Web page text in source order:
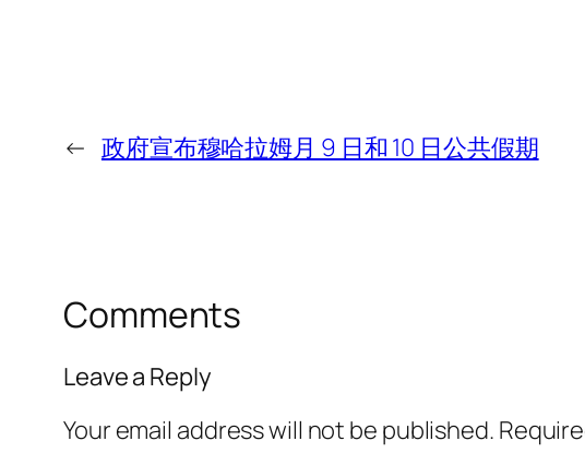
← 政府宣布穆哈拉姆月 9 日和 10 日公共假期
Comments
Leave a Reply
Your email address will not be published.